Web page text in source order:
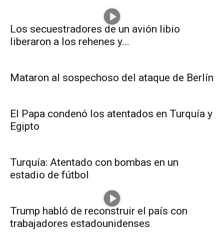
Los secuestradores de un avión libio
liberaron a los rehenes y...
Mataron al sospechoso del ataque de Berlín
El Papa condenó los atentados en Turquía y
Egipto
Turquía: Atentado con bombas en un
estadio de fútbol
Trump habló de reconstruir el país con
trabajadores estadounidenses